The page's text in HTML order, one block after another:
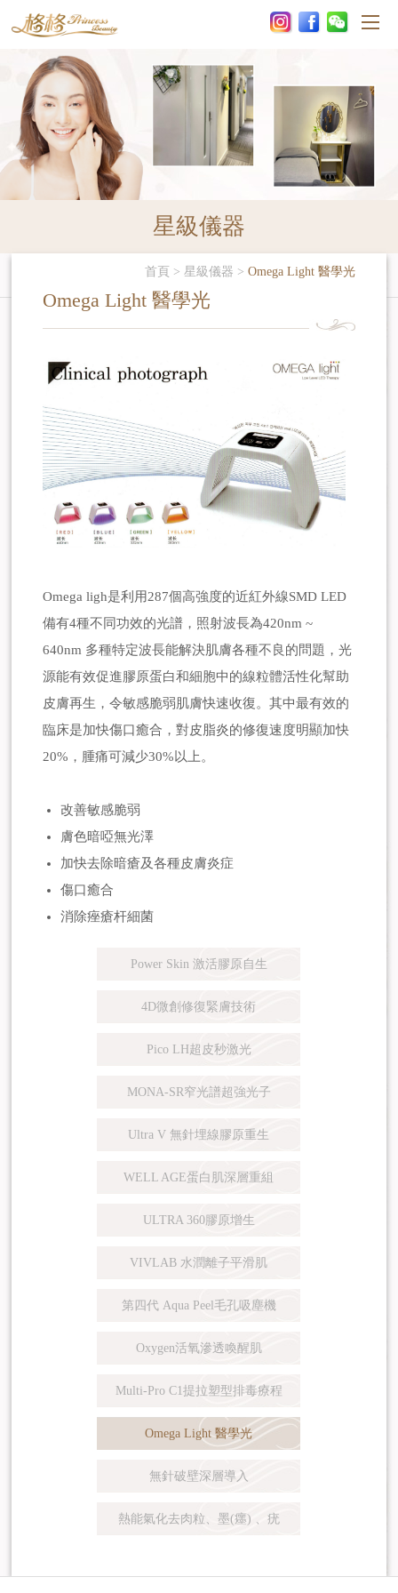
星級儀器
首頁 > 星級儀器 > Omega Light 醫學光
Omega Light 醫學光
Omega ligh是利用287個高強度的近紅外線SMD LED
備有4種不同功效的光譜，照射波長為420nm ~
640nm 多種特定波長能解決肌膚各種不良的問題，光
源能有效促進膠原蛋白和細胞中的線粒體活性化幫助
皮膚再生，令敏感脆弱肌膚快速收復。其中最有效的
臨床是加快傷口癒合，對皮脂炎的修復速度明顯加快
20%，腫痛可減少30%以上。
改善敏感脆弱
膚色暗啞無光澤
加快去除暗瘡及各種皮膚炎症
傷口癒合
消除痤瘡杆細菌
Power Skin 激活膠原自生
4D微創修復緊膚技術
Pico LH超皮秒激光
MONA-SR窄光譜超強光子
Ultra V 無針埋線膠原重生
WELL AGE蛋白肌深層重組
ULTRA 360膠原增生
VIVLAB 水潤離子平滑肌
第四代 Aqua Peel毛孔吸塵機
Oxygen活氧滲透喚醒肌
Multi-Pro C1提拉塑型排毒療程
Omega Light 醫學光
無針破壁深層導入
熱能氣化去肉粒、墨(癦) 、疣